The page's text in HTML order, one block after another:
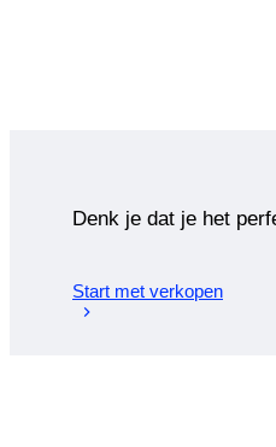
Denk je dat je het
Start met verkopen